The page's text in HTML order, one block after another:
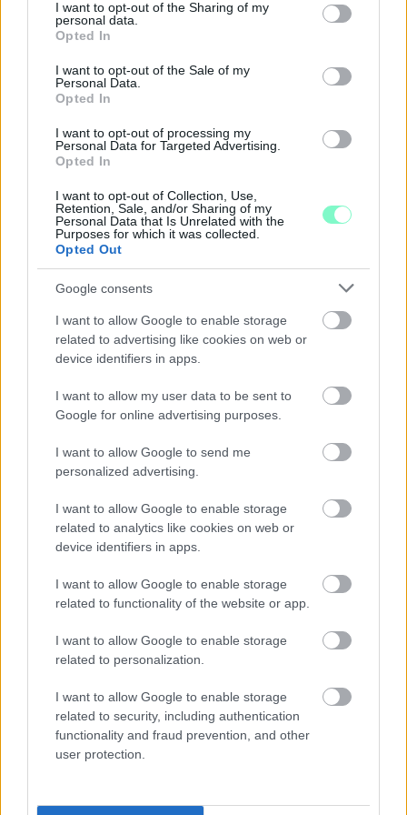
not limited to your visit or usage behaviour. You may click to
grant or deny consent to Google and its third-party tags to
use your data for below specified purposes in below Google
consent section.
I want to opt-out of the Sharing of my
personal data.
Opted In
I want to opt-out of the Sale of my
Personal Data.
Opted In
I want to opt-out of processing my
Personal Data for Targeted Advertising.
Opted In
I want to opt-out of Collection, Use,
Retention, Sale, and/or Sharing of my
Personal Data that Is Unrelated with the
Purposes for which it was collected.
Opted Out
Google consents
I want to allow Google to enable storage
related to advertising like cookies on web or
device identifiers in apps.
I want to allow my user data to be sent to
Google for online advertising purposes.
I want to allow Google to send me
personalized advertising.
I want to allow Google to enable storage
related to analytics like cookies on web or
device identifiers in apps.
I want to allow Google to enable storage
related to functionality of the website or app.
I want to allow Google to enable storage
related to personalization.
I want to allow Google to enable storage
related to security, including authentication
functionality and fraud prevention, and other
user protection.
A férfi a nyílt utcán kezdte verni áldozatát.
TÁRLATVEZETÉSEK, WORKSHOP ÉS
KÖZÖNSÉGTALÁLKOZÓ VÁRJA A LÁTOGATÓKAT A
Ingyenes programokkal és különleges kiállításokkal készülnek a
– Kőtár is díjmentesen látogatható.